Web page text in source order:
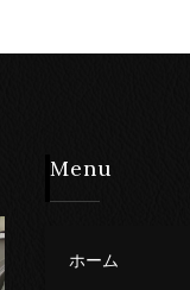
Menu
ホーム